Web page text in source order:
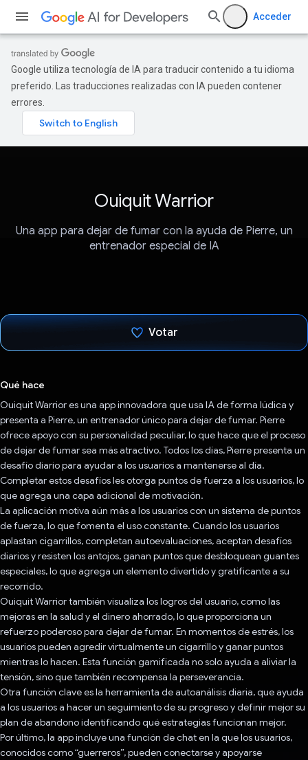
Acceder
Google utiliza tecnología de IA para traducir contenido a tu idioma
preferido. Las traducciones realizadas con IA pueden contener
errores.
Ouiquit Warrior
Una app para dejar de fumar con la ayuda de Pierre, un
entrenador especial de IA
Votar
Qué hace
Ouiquit Warrior es una app innovadora que usa IA de forma lúdica y
presenta a Pierre, un entrenador único para dejar de fumar. Pierre
ofrece apoyo con su personalidad peculiar, lo que hace que el proceso
de dejar de fumar sea más atractivo. Todos los días, Pierre presenta un
desafío diario para ayudar a los usuarios a mantenerse al día.
Completar estos desafíos les otorga puntos de fuerza a los usuarios, lo
que agrega una capa adicional de motivación.
La aplicación motiva aún más a los usuarios con un sistema de puntos
de fuerza, lo que fomenta el uso constante. Cuando los usuarios
aplastan cigarrillos, completan autoevaluaciones, aceptan desafíos
diarios y resisten los antojos, ganan puntos que desbloquean guantes
especiales, lo que agrega un elemento divertido y gratificante a su
recorrido.
Ouiquit Warrior también visualiza los logros del usuario, como las
mejoras en la salud y el dinero ahorrado, lo que proporciona un
refuerzo poderoso para dejar de fumar. En momentos de estrés, los
usuarios pueden agredir virtualmente un cigarrillo y ganar puntos
mientras lo hacen. Esta función gamificada no solo ayuda a aliviar la
tensión, sino que también recompensa la perseverancia.
Otra función clave es la herramienta de autoanálisis diaria, que ayuda
a los usuarios a hacer un seguimiento de su progreso y definir mejor su
plan de abandono identificando qué estrategias funcionan mejor.
Por último, la app incluye una función de chat en la que los usuarios,
conocidos como “guerreros”, pueden conectarse y apoyarse